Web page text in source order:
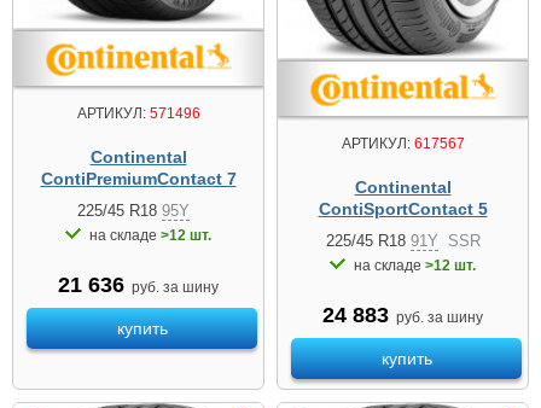
АРТИКУЛ:571496
Continental
ContiPremiumContact 7
225/45 R18 95Y
на складе >12 шт.
21 636 руб. за шину
купить
АРТИКУЛ:617567
Continental
ContiSportContact 5
225/45 R18 91Y SSR
на складе >12 шт.
24 883 руб. за шину
купить